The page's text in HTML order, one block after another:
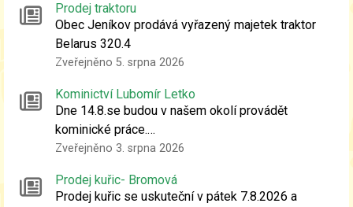
Prodej traktoru
Obec Jeníkov prodává vyřazený majetek traktor
Belarus 320.4
Zveřejněno 5. srpna 2026
Kominictví Lubomír Letko
Dne 14.8.se budou v našem okolí provádět
kominické práce.…
Zveřejněno 3. srpna 2026
Prodej kuřic- Bromová
Prodej kuřic se uskuteční v pátek 7.8.2026 a